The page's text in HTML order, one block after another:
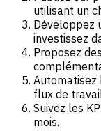
utilisant un
Développez
investissez
Proposez
Automatisez
flux de
Suivez les
mois.